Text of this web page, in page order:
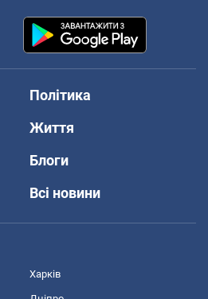
Політика
Життя
Блоги
Всі новини
Харків